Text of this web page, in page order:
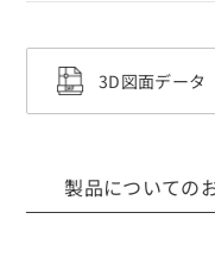
3D図面データ
製品についての